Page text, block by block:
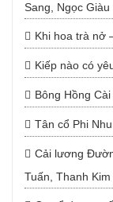
Sang, Ngọc Giàu
Khi hoa trà nở
Kiếp nào có
Bông Hồng
Tân cổ Phi
Cải lương
Tuấn, Thanh